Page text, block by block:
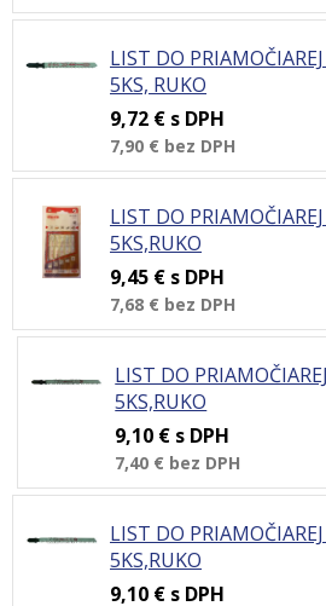
LIST DO
5KS, RUKO
9,72 € s DPH
7,90 € bez DPH
LIST DO
5KS,RUKO
9,45 € s DPH
7,68 € bez DPH
LIST DO
5KS,RUKO
9,10 € s DPH
7,40 € bez DPH
LIST DO
5KS,RUKO
9,10 € s DPH